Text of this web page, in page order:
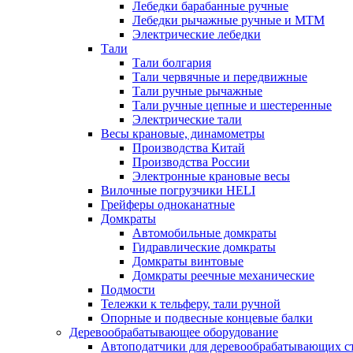
Лебедки барабанные ручные
Лебедки рычажные ручные и МТМ
Электрические лебедки
Тали
Тали болгария
Тали червячные и передвижные
Тали ручные рычажные
Тали ручные цепные и шестеренные
Электрические тали
Весы крановые, динамометры
Производства Китай
Производства России
Электронные крановые весы
Вилочные погрузчики HELI
Грейферы одноканатные
Домкраты
Автомобильные домкраты
Гидравлические домкраты
Домкраты винтовые
Домкраты реечные механические
Подмости
Тележки к тельферу, тали ручной
Опорные и подвесные концевые балки
Деревообрабатывающее оборудование
Автоподатчики для деревообрабатывающих